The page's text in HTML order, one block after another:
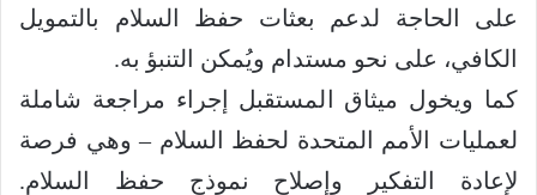
على الحاجة لدعم بعثات حفظ السلام بالتمويل
الكافي، على نحو مستدام ويُمكن التنبؤ به.
كما ويخول ميثاق المستقبل إجراء مراجعة شاملة
لعمليات الأمم المتحدة لحفظ السلام – وهي فرصة
لإعادة التفكير وإصلاح نموذج حفظ السلام.